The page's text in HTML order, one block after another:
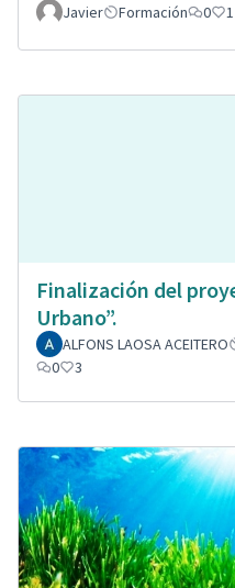
Javier Formación 0 1
Finalización del
Urbano”.
ALFONS LAOSA ACEITERO
0
3